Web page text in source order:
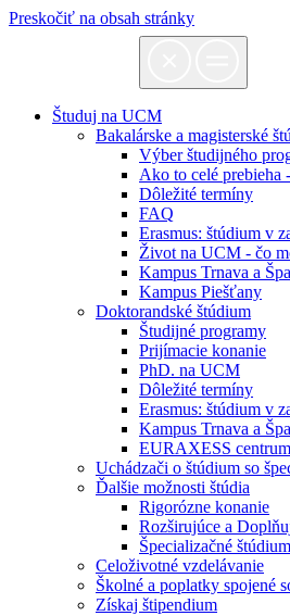
Preskočiť na obsah stránky
Študuj na UCM
Bakalárske a magisterské
Výber študijného
Ako to celé prebieha
Dôležité termíny
FAQ
Erasmus: štúdium v
Život na UCM - čo
Kampus Trnava a
Kampus Piešťany
Doktorandské štúdium
Študijné programy
Prijímacie konanie
PhD. na UCM
Dôležité termíny
Erasmus: štúdium v
Kampus Trnava a
EURAXESS centrum
Uchádzači o štúdium so
Ďalšie možnosti štúdia
Rigorózne konanie
Rozširujúce a
Špecializačné štúdium
Celoživotné vzdelávanie
Školné a poplatky spojené
Získaj štipendium